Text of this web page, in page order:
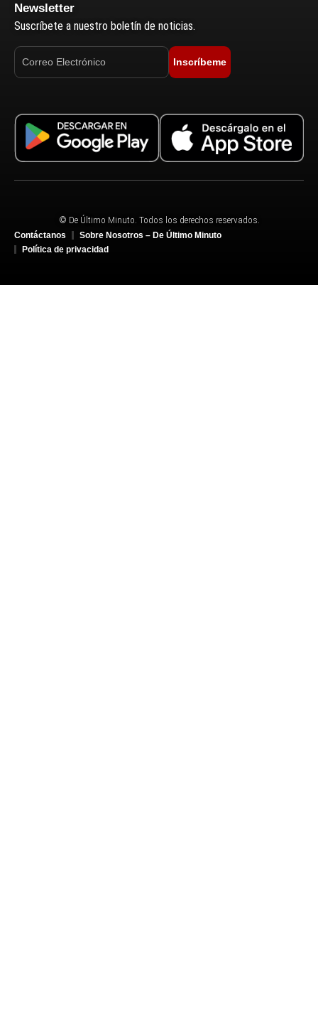
Newsletter
Suscríbete a nuestro boletín de noticias.
Inscríbeme
© De Último Minuto. Todos los derechos reservados.
Contáctanos
Sobre Nosotros – De Último Minuto
Política de privacidad